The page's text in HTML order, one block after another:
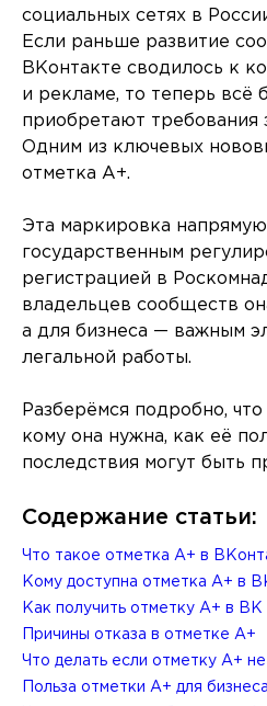
социальных сетях в
Если раньше развитие
ВКонтакте сводилось к
и рекламе, то теперь всё
приобретают требования
Одним из ключевых
отметка A+.
Эта маркировка напрямую
государственным
регистрацией в
владельцев сообществ
а для бизнеса — важным
легальной работы.
Разберёмся подробно,
кому она нужна, как её
последствия могут быть
Содержание статьи:
Что такое отметка A+ в
Кому доступна отметка A+ в
Как получить отметку A+ в ВК
Причины отказа в отметке A+
Что делать если отметку A+
Польза отметки A+ для бизнеса